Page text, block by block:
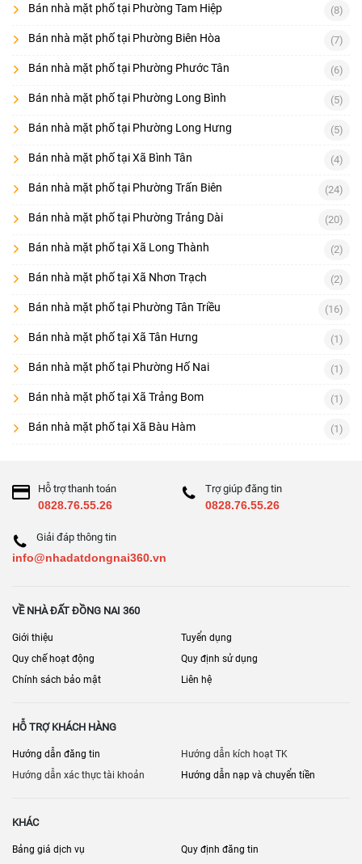
Bán nhà mặt phố tại Phường Tam Hiệp (8)
Bán nhà mặt phố tại Phường Biên Hòa (7)
Bán nhà mặt phố tại Phường Phước Tân (6)
Bán nhà mặt phố tại Phường Long Bình (5)
Bán nhà mặt phố tại Phường Long Hưng (5)
Bán nhà mặt phố tại Xã Bình Tân (4)
Bán nhà mặt phố tại Phường Trấn Biên (24)
Bán nhà mặt phố tại Phường Trảng Dài (20)
Bán nhà mặt phố tại Xã Long Thành (2)
Bán nhà mặt phố tại Xã Nhơn Trạch (2)
Bán nhà mặt phố tại Phường Tân Triều (16)
Bán nhà mặt phố tại Xã Tân Hưng (1)
Bán nhà mặt phố tại Phường Hố Nai (1)
Bán nhà mặt phố tại Xã Trảng Bom (1)
Bán nhà mặt phố tại Xã Bàu Hàm (1)
Hỗ trợ thanh toán
0828.76.55.26
Trợ giúp đăng tin
0828.76.55.26
Giải đáp thông tin
info@nhadatdongnai360.vn
VỀ NHÀ ĐẤT ĐỒNG NAI 360
Giới thiệu
Tuyển dụng
Quy chế hoạt động
Quy định sử dụng
Chính sách bảo mật
Liên hệ
HỖ TRỢ KHÁCH HÀNG
Hướng dẫn đăng tin
Hướng dẫn kích hoạt TK
Hướng dẫn xác thực tài khoản
Hướng dẫn nạp và chuyển tiền
KHÁC
Bảng giá dịch vụ Quy định đăng tin